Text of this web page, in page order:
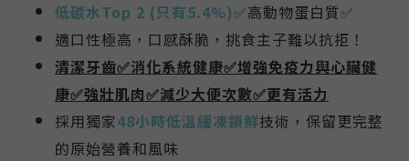
低碳水Top 2 (只有5.4%)✅高動物蛋白質✅
適口性極高，口感酥脆，挑食主子難以抗拒！
清潔牙齒✅消化系統健康✅增強免疫力與心臟健
康✅強壯肌肉✅減少大便次數✅更有活力
採用獨家48小時低溫緩凍鎖鮮技術，保留更完整
的原始營養和風味